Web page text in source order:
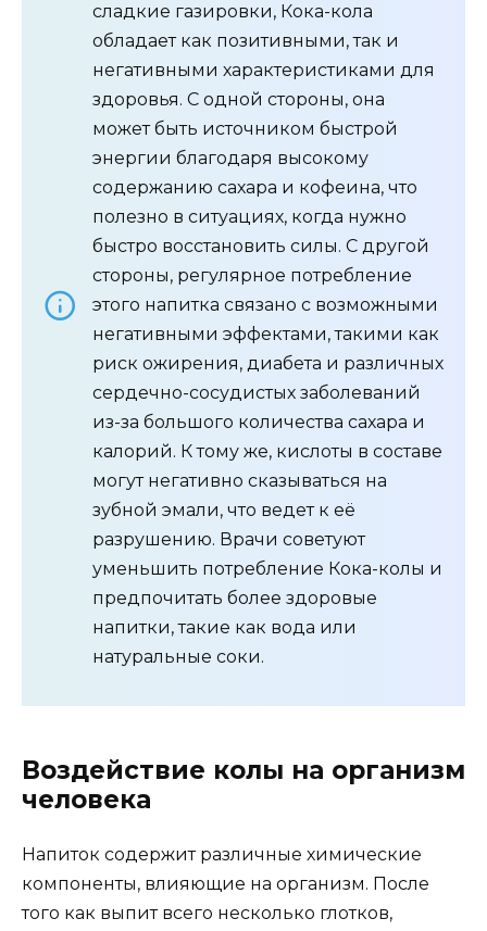
сладкие газировки, Кока-кола
обладает как позитивными, так и
негативными характеристиками для
здоровья. С одной стороны, она
может быть источником быстрой
энергии благодаря высокому
содержанию сахара и кофеина, что
полезно в ситуациях, когда нужно
быстро восстановить силы. С другой
стороны, регулярное потребление
этого напитка связано с возможными
негативными эффектами, такими как
риск ожирения, диабета и различных
сердечно-сосудистых заболеваний
из-за большого количества сахара и
калорий. К тому же, кислоты в составе
могут негативно сказываться на
зубной эмали, что ведет к её
разрушению. Врачи советуют
уменьшить потребление Кока-колы и
предпочитать более здоровые
напитки, такие как вода или
натуральные соки.
Воздействие колы на организм
человека
Напиток содержит различные химические
компоненты, влияющие на организм. После
того как выпит всего несколько глотков,